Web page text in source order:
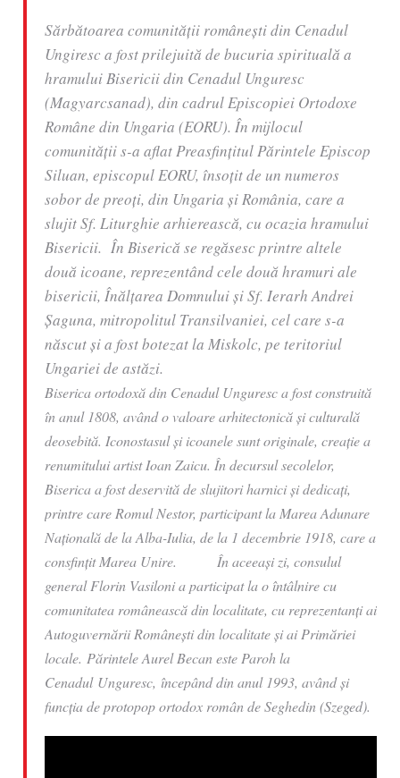
Sărbătoarea comunității românești din Cenadul
Ungiresc a fost prilejuită de bucuria spirituală a
hramului Bisericii din Cenadul Unguresc
(Magyarcsanad), din cadrul Episcopiei Ortodoxe
Române din Ungaria (EORU). În mijlocul
comunității s-a aflat Preasfințitul Părintele Episcop
Siluan, episcopul EORU, însoţit de un numeros
sobor de preoţi, din Ungaria și România, care a
slujit Sf. Liturghie arhierească, cu ocazia hramului
Bisericii. În Biserică se regăsesc printre altele
două icoane, reprezentând cele două hramuri ale
bisericii, Înălţarea Domnului şi Sf. Ierarh Andrei
Şaguna, mitropolitul Transilvaniei, cel care s-a
născut şi a fost botezat la Miskolc, pe teritoriul
Ungariei de astăzi.
Biserica ortodoxă din Cenadul Unguresc a fost construită
în anul 1808, având o valoare arhitectonică şi culturală
deosebită. Iconostasul şi icoanele sunt originale, creaţie a
renumitului artist Ioan Zaicu. În decursul secolelor,
Biserica a fost deservită de slujitori harnici și dedicați,
printre care Romul Nestor, participant la Marea Adunare
Națională de la Alba-Iulia, de la 1 decembrie 1918, care a
consfințit Marea Unire. În aceeaşi zi, consulul
general Florin Vasiloni a participat la o întâlnire cu
comunitatea românească din localitate, cu reprezentanți ai
Autoguvernării Românești din localitate și ai Primăriei
locale. Părintele Aurel Becan este Paroh la
Cenadul Unguresc, începând din anul 1993, având și
funcția de protopop ortodox român de Seghedin (Szeged).